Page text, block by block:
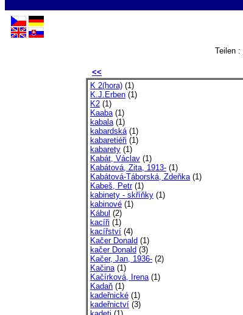
Teilen :
<<
K 2(hora) (1)
K.J.Erben (1)
K2 (1)
Kaaba(1)
kabala(1)
kabardská(1)
kabaretiéři (1)
kabarety (1)
Kabát, Václav (1)
Kabátová, Zita, 1913- (1)
Kabátová-Táborská, Zdeňka(1)
Kabeš, Petr(1)
kabinety - skříňky (1)
kabinové (1)
Kábul (2)
kacíři (1)
kacířství (4)
Kačer Donald (1)
kačer Donald (3)
Kačer, Jan, 1936- (2)
Kačina(1)
Kačírková, Irena(1)
Kadaň (1)
kadeřnické (1)
kadeřnictví (3)